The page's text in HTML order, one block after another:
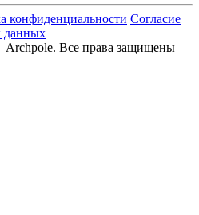
конфиденциальности Согласие
данных
Archpole. Все права защищены